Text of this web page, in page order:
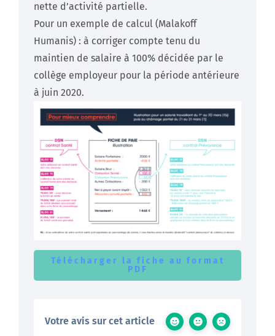
nette d’activité partielle.
Pour un exemple de calcul (Malakoff
Humanis) : à corriger compte tenu du
maintien de salaire à 100% décidée par le
collège employeur pour la période antérieure
à juin 2020.
Télécharger la fiche au format
PDF
Votre avis sur cet article